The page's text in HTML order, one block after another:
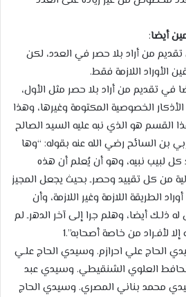
أيضا:
من أراد بلا حصر في العدد، لكن
الأوراد اللازمة فقط.
في تقديم من أراد بلا حصر مثل الأول،
الخصوصية المكتومة وغيرها، وهذا
القسم هو الذي نبه عليه السيد الصالح
بن السائح رضي الله عنه بقوله: “وها
كل لبيب نبيه، وهو أن يُعلم أن هذه
من كل تقييد وحصرـ بحيث يجعل المجيز
الطريقة اللازمة وغير اللازمة، وأن
ذلـك أيضا، وهلم جرا إلى آخر الدهرـ لم
لأفـراد من خاصة أصحابه”.1
الحاج علي احرازم. وسيدي الحاج علـي
العلوي الشنقيطي. وسيدي عبد
محمد بناني المصري. وسيدي الحاج